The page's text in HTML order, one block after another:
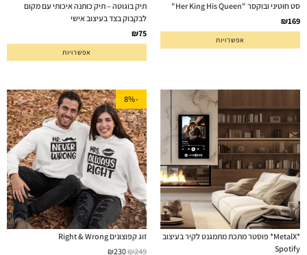
סט חוטיני ובוקסר "Her King His Queen"
₪169
אפשרויות
תיק בוגוטה – תיק כותנה איכותי עם מקום
לבקבוק בצד בעיצוב אישי
₪75
אפשרויות
*MetalX* פוסטר מתכת מתמגנט לקיר בעיצוב
Spotify
-8%
זוג קפוצונים Right & Wrong
₪249
₪230